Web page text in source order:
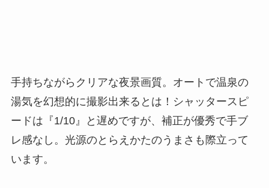
手持ちながらクリアな夜景画質。オートで温泉の
湯気を幻想的に撮影出来るとは！シャッタースピ
ードは『1/10』と遅めですが、補正が優秀で手ブ
レ感なし。光源のとらえかたのうまさも際立って
います。